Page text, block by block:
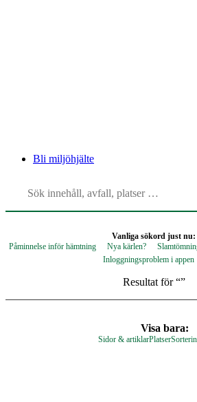
Bli miljöhjälte
Vanliga sökord just nu:
Påminnelse inför hämtning
Nya kärlen?
Inloggningsproblem i appen
Resultat för “”
Visa bara:
Sidor & artiklarPlatser